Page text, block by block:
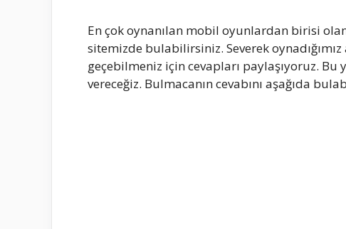
En çok oynanılan mobil oyunlardan birisi
sitemizde bulabilirsiniz. Severek
geçebilmeniz için cevapları paylaşıyoruz. Bu
vereceğiz. Bulmacanın cevabını aşağıda